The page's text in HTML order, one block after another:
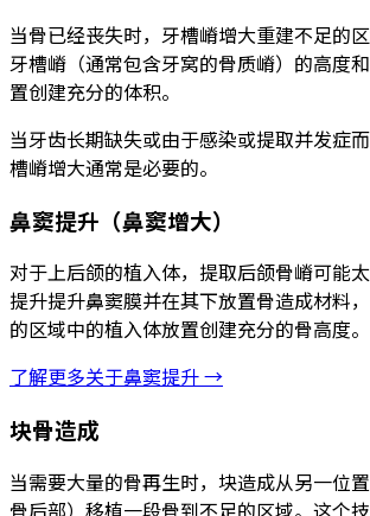
当骨已经丧失时，牙槽嵴增大重建不足的
牙槽嵴（通常包含牙窝的骨质嵴）的高度
置创建充分的体积。
当牙齿长期缺失或由于感染或提取并发症
槽嵴增大通常是必要的。
鼻窦提升（鼻窦增大）
对于上后颌的植入体，提取后颌骨嵴可能
提升提升鼻窦膜并在其下放置骨造成材料
的区域中的植入体放置创建充分的骨高度。
了解更多关于鼻窦提升 →
块骨造成
当需要大量的骨再生时，块造成从另一位
骨后部）移植一段骨到不足的区域。这个